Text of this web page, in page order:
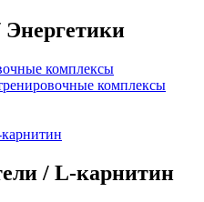
комплексы
комплексы
/ L-карнитин